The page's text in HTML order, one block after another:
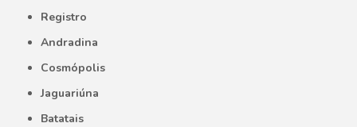
Registro
Andradina
Cosmópolis
Jaguariúna
Batatais